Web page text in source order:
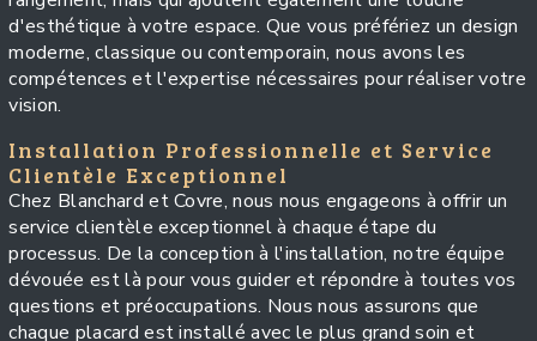
d'esthétique à votre espace. Que vous préfériez un design
moderne, classique ou contemporain, nous avons les
compétences et l'expertise nécessaires pour réaliser votre
vision.
Installation Professionnelle et Service
Clientèle Exceptionnel
Chez Blanchard et Covre, nous nous engageons à offrir un
service clientèle exceptionnel à chaque étape du
processus. De la conception à l'installation, notre équipe
dévouée est là pour vous guider et répondre à toutes vos
questions et préoccupations. Nous nous assurons que
chaque placard est installé avec le plus grand soin et